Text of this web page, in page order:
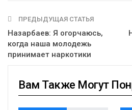
ПРЕДЫДУЩАЯ СТАТЬЯ
Назарбаев: Я огорчаюсь,
когда наша молодежь
принимает наркотики
Вам Также Могут